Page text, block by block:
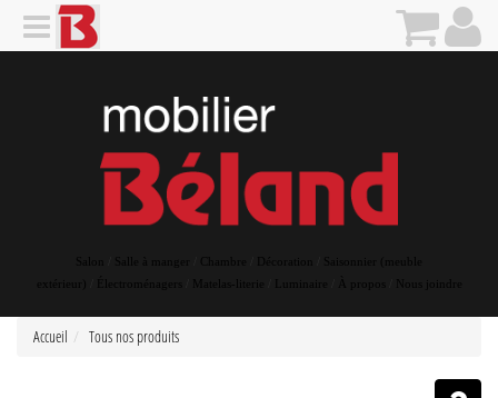
Salon Salle à manger Décoration
Saisonnier (meuble
extérieur)
Matelas-literie Luminaire Nous joindre
Accueil Tous nos produits